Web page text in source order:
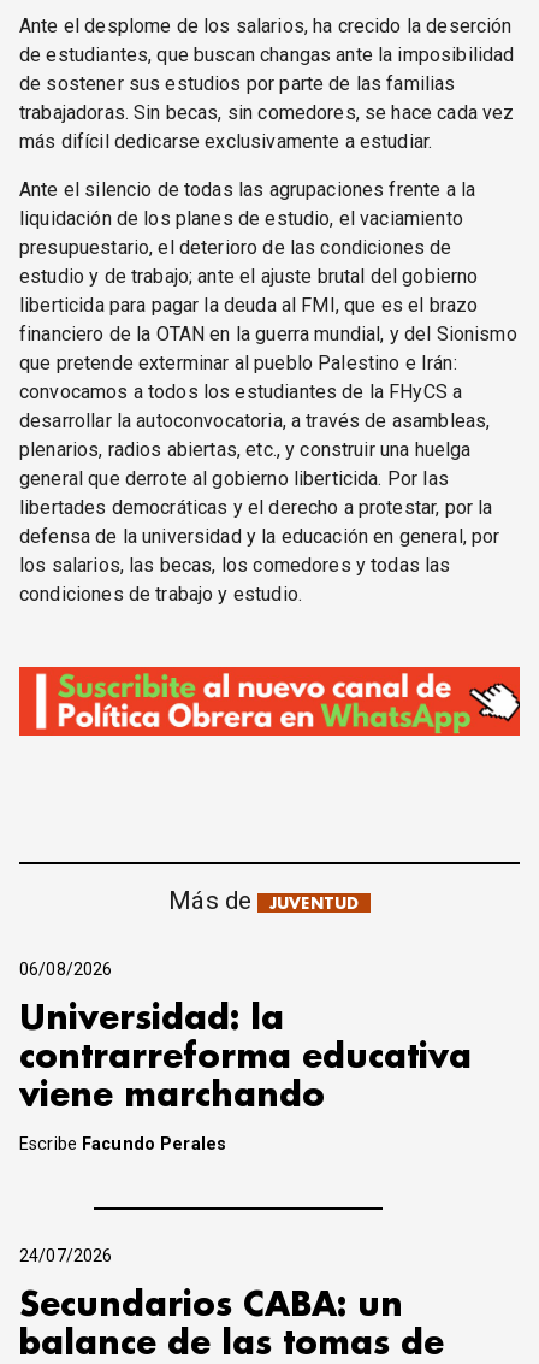
Ante el desplome de los salarios, ha crecido la deserción
de estudiantes, que buscan changas ante la imposibilidad
de sostener sus estudios por parte de las familias
trabajadoras. Sin becas, sin comedores, se hace cada vez
más difícil dedicarse exclusivamente a estudiar.
Ante el silencio de todas las agrupaciones frente a la
liquidación de los planes de estudio, el vaciamiento
presupuestario, el deterioro de las condiciones de
estudio y de trabajo; ante el ajuste brutal del gobierno
liberticida para pagar la deuda al FMI, que es el brazo
financiero de la OTAN en la guerra mundial, y del Sionismo
que pretende exterminar al pueblo Palestino e Irán:
convocamos a todos los estudiantes de la FHyCS a
desarrollar la autoconvocatoria, a través de asambleas,
plenarios, radios abiertas, etc., y construir una huelga
general que derrote al gobierno liberticida. Por las
libertades democráticas y el derecho a protestar, por la
defensa de la universidad y la educación en general, por
los salarios, las becas, los comedores y todas las
condiciones de trabajo y estudio.
Más de JUVENTUD
06/08/2026
Universidad: la
contrarreforma educativa
viene marchando
Escribe Facundo Perales
24/07/2026
Secundarios CABA: un
balance de las tomas de